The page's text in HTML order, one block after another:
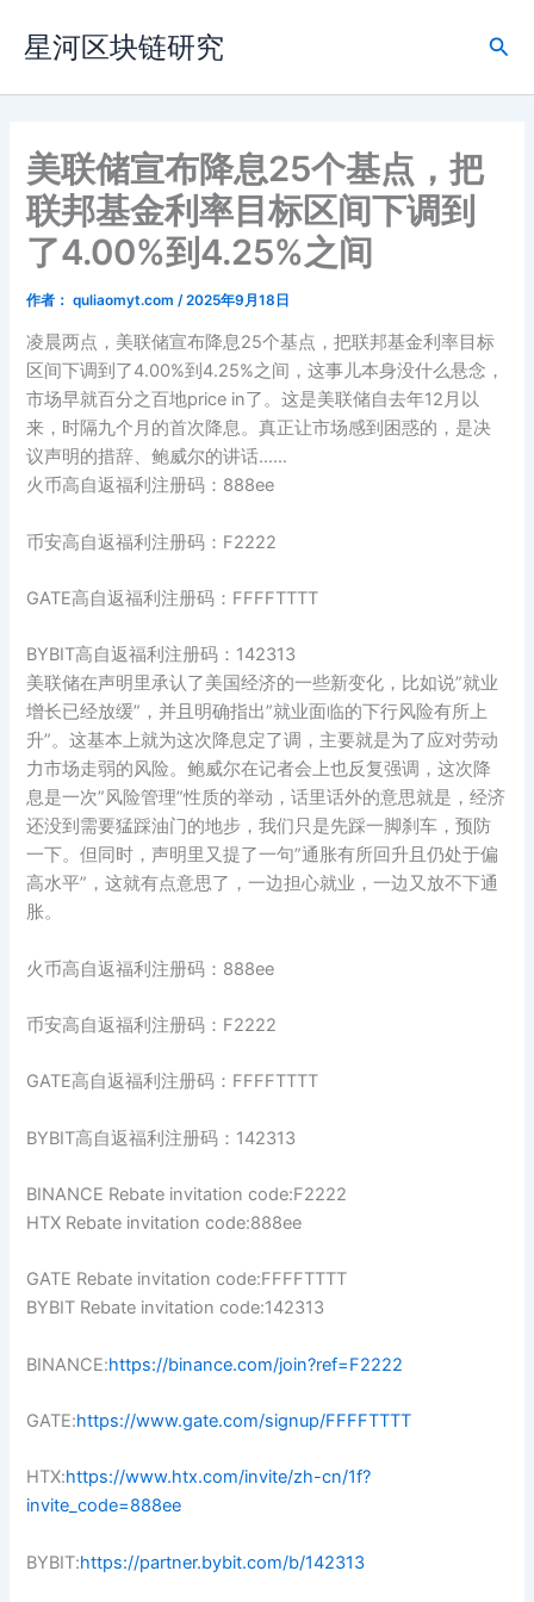
容
星河区块链研究
搜
美联储宣布降息25个基点，把
联邦基金利率目标区间下调到
了4.00%到4.25%之间
作者： quliaomyt.com /2025年9月18日
凌晨两点，美联储宣布降息25个基点，把联邦基金利率目标
区间下调到了4.00%到4.25%之间，这事儿本身没什么悬念，
市场早就百分之百地price in了。这是美联储自去年12月以
来，时隔九个月的首次降息。真正让市场感到困惑的，是决
议声明的措辞、鲍威尔的讲话……
火币高自返福利注册码：888ee
币安高自返福利注册码：F2222
GATE高自返福利注册码：FFFFTTTT
BYBIT高自返福利注册码：142313
美联储在声明里承认了美国经济的一些新变化，比如说”就业
增长已经放缓”，并且明确指出”就业面临的下行风险有所上
升”。这基本上就为这次降息定了调，主要就是为了应对劳动
力市场走弱的风险。鲍威尔在记者会上也反复强调，这次降
息是一次”风险管理”性质的举动，话里话外的意思就是，经济
还没到需要猛踩油门的地步，我们只是先踩一脚刹车，预防
一下。但同时，声明里又提了一句”通胀有所回升且仍处于偏
高水平”，这就有点意思了，一边担心就业，一边又放不下通
胀。
火币高自返福利注册码：888ee
币安高自返福利注册码：F2222
GATE高自返福利注册码：FFFFTTTT
BYBIT高自返福利注册码：142313
BINANCE Rebate invitation code:F2222
HTX Rebate invitation code:888ee
GATE Rebate invitation code:FFFFTTTT
BYBIT Rebate invitation code:142313
BINANCE:https://binance.com/join?ref=F2222
GATE:https://www.gate.com/signup/FFFFTTTT
HTX:https://www.htx.com/invite/zh-cn/1f?
invite_code=888ee
BYBIT:https://partner.bybit.com/b/142313